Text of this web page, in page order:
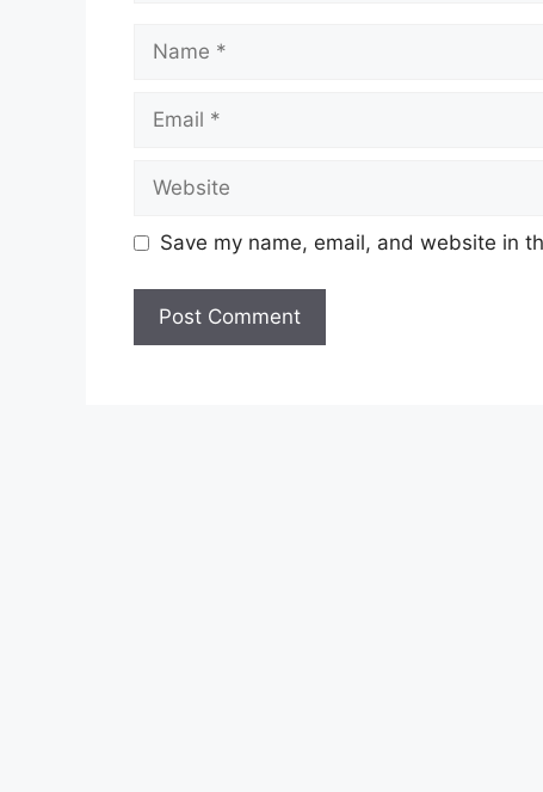
Name
Email
Website
Save my name, email, and website in